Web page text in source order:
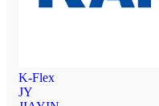
K-Flex
JY